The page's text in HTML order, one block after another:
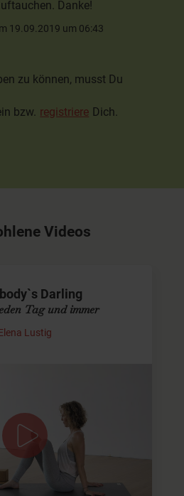
Danke!
19.09.2019 um 06:43
zu können, musst Du
bzw. registriere Dich.
Videos
Darling
Tag und immer
Lustig
für jeden Tag
Deinen Körper optimal und
eine stabile Basis für den Alltag.
passt sie auch in jeden Tag